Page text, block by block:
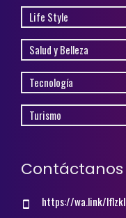
Life Style
Salud y Belleza
Tecnología
Turismo
Contáctanos
https://wa.link/lflzkl